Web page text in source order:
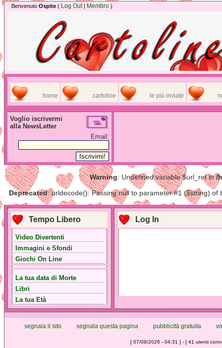
Benvenuto Ospite ( Log Out| Membro )
home cartoline le più inviate
Voglio iscrivermi
alla NewsLetter
Email:
Warning: Undefined variable $url_ref in/
Deprecated: urldecode(): Passing null to parameter #1 ($string)
Tempo Libero
Video Divertenti
Immagini e Sfondi
Giochi On Line
La tua data di Morte
Libri
La tua Età
Log In
segnala il sito segnala questa pagina pubblicità gratuita
[ 07/08/2026 - 04:31 ] - [ 41 utenti